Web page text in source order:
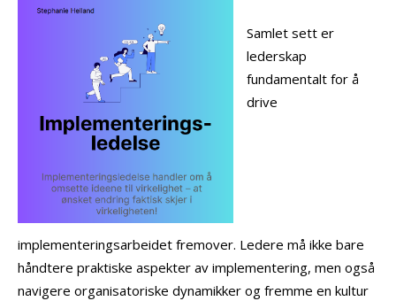
Samlet sett er
lederskap
fundamentalt for å
drive
implementeringsarbeidet fremover. Ledere må ikke bare
håndtere praktiske aspekter av implementering, men også
navigere organisatoriske dynamikker og fremme en kultur